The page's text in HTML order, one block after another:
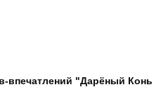
впечатлений "Дарёный Конь